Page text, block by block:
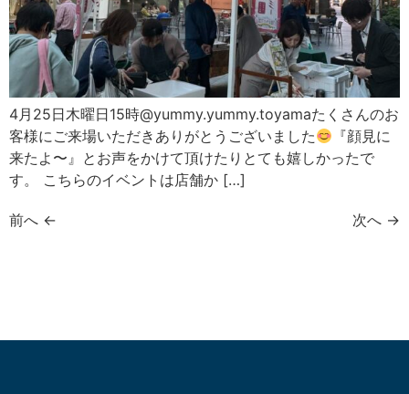
4月25日木曜日15時@yummy.yummy.toyamaたくさんのお
客様にご来場いただきありがとうございました
『顔見に
来たよ〜』とお声をかけて頂けたりとても嬉しかったで
す。 こちらのイベントは店舗か […]
前へ ← 次へ →